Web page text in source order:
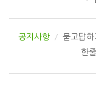
공지사항 묻고답하
한